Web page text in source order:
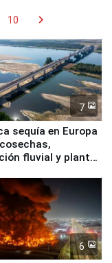
10 chevron_right
7
sequía en Europa
fluvial y plantas
6